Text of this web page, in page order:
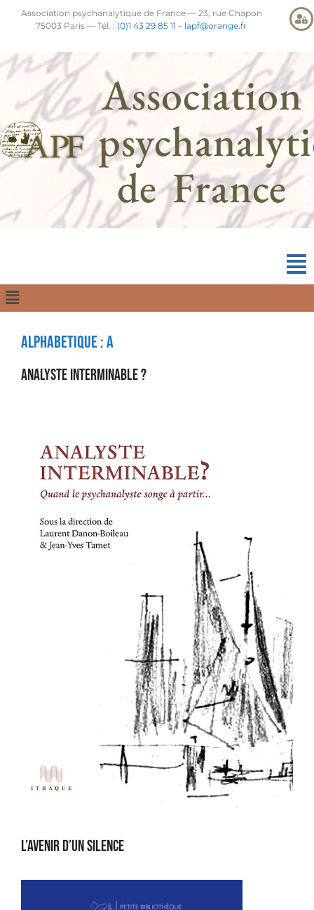
Association psychanalytique de France — 23, rue Chapon
75003 Paris — Tél. : (0)1 43 29 85 11 – lapf@orange.fr
Association
de France
Alphabetique :A
Analyste interminable ?
L’avenir d’un silence